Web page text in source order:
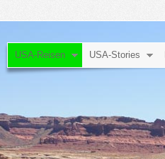
USA-Reisen USA-Stories